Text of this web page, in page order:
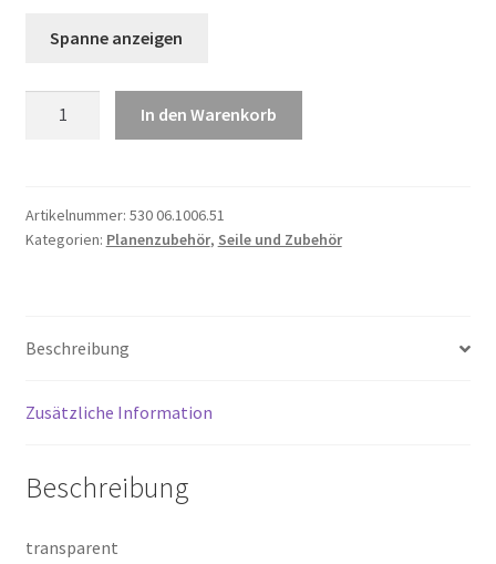
In den Warenkorb
Artikelnummer: 530 06.1006.51
Kategorien: Planenzubehör, Seile und Zubehör
Beschreibung
Zusätzliche Information
Beschreibung
transparent